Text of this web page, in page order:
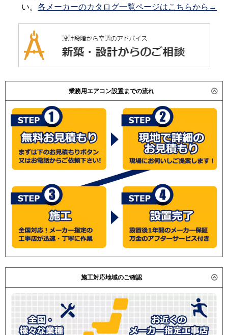
い。 各メーカーのカタログ一覧ページはこちらから→
業務用エアコン設置までの流れ
施工対応地域のご確認